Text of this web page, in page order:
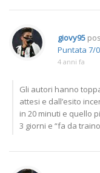
giovy95
Puntata 7/
4 anni fa
Gli autori hanno
attesi e dall’esito
in 20 minuti e quello
3 giorni e “fa da